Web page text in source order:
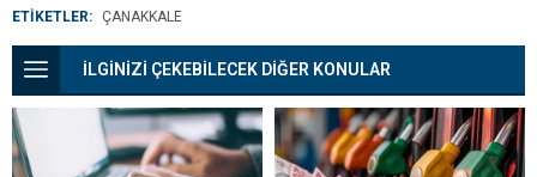
ETİKETLER: ÇANAKKALE
İLGİNİZİ ÇEKEBİLECEK DİĞER KONULAR